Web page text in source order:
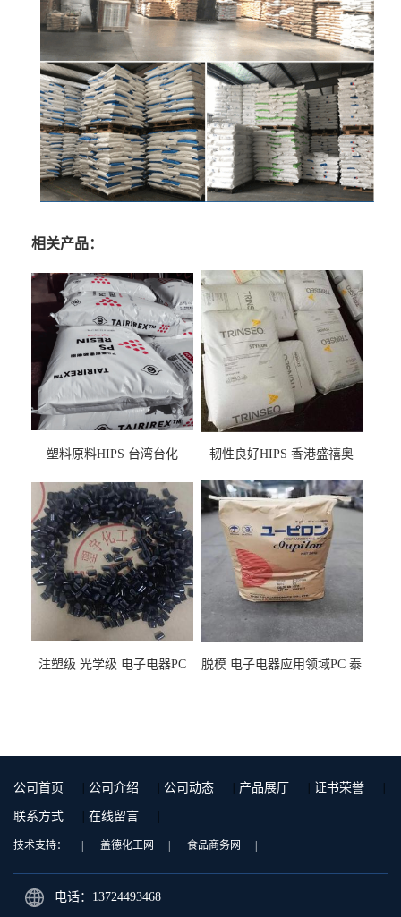
相关产品：
塑料原料HIPS 台湾台化
用料
韧性良好HIPS 香港盛禧奥
注塑级 光学级 电子电器PC
脱模 电子电器应用领域PC 泰
公司首页 公司介绍 公司动态 产品展厅 证书荣誉
联系方式 在线留言
技术支持： 盖德化工网 食品商务网
电话：13724493468